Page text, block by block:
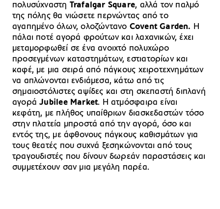
πολυσύχναστη Trafalgar Square, αλλά τον παλμό
της πόλης θα νιώσετε περνώντας από το
αγαπημένο όλων, ολοζώντανο Covent Garden. Η
πάλαι ποτέ αγορά φρούτων και λαχανικών, έχει
μεταμορφωθεί σε ένα ανοιχτό πολυχώρο
προσεγμένων καταστημάτων, εστιατορίων και
καφέ, με μια σειρά από πάγκους χειροτεχνημάτων
να απλώνονται ενδιάμεσα, κάτω από τις
σημαιοστόλιστες αψίδες και στη σκεπαστή διπλανή
αγορά Jubilee Market. Η ατμόσφαιρα είναι
κεφάτη, με πλήθος υπαίθριων διασκεδαστών τόσο
στην πλατεία μπροστά από την αγορά, όσο και
εντός της, με άφθονους πάγκους καθισμάτων για
τους θεατές που συχνά ξεσηκώνονται από τους
τραγουδιστές που δίνουν δωρεάν παραστάσεις και
συμμετέχουν σαν μια μεγάλη παρέα.